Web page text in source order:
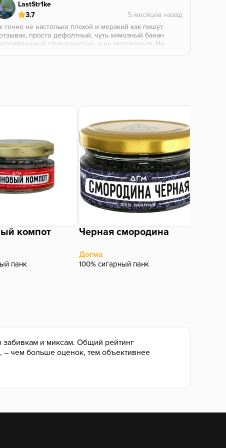
LastStr1ke
3.7
точно не настолько плохой и мерзкий как пишут
просто дефолтный, чуть химозный банан
сливочностью, а не мороженым. Не
компот
панк
Черная смородина
Догма
100% сигарный панк
забивкам и миксам. Общий рейтинг
– чем больше оценок, тем объективнее